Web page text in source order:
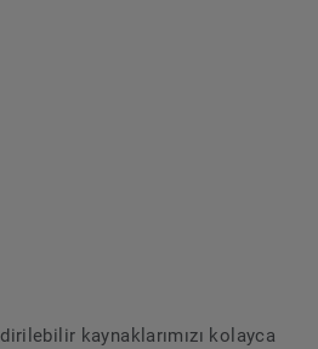
kaynaklarımızı kolayca